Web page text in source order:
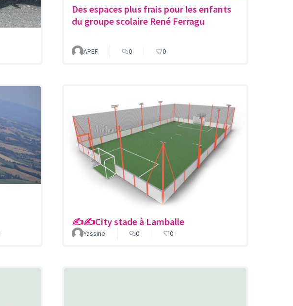
Des espaces plus frais pour les enfants
du groupe scolaire René Ferragu
APEF 0 0
✍️✍️City stade à Lamballe
Yassine 0 0